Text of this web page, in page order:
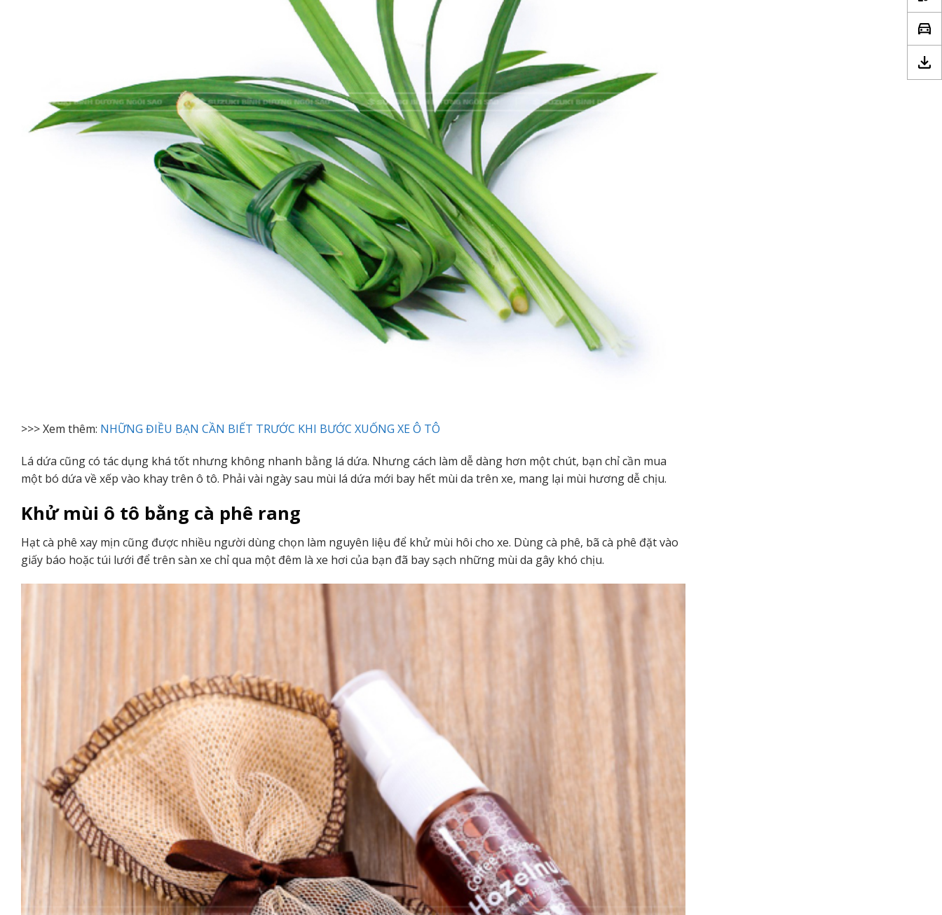
>>> Xem thêm: NHỮNG ĐIỀU BẠN CẦN BIẾT TRƯỚC KHI BƯỚC XUỐNG XE Ô TÔ
Lá dứa cũng có tác dụng khá tốt nhưng không nhanh bằng lá dứa. Nhưng cách làm dễ dàng hơn một chút, bạn chỉ cần mua
một bó dứa về xếp vào khay trên ô tô. Phải vài ngày sau mùi lá dứa mới bay hết mùi da trên xe, mang lại mùi hương dễ chịu.
Khử mùi ô tô bằng cà phê rang
Hạt cà phê xay mịn cũng được nhiều người dùng chọn làm nguyên liệu để khử mùi hôi cho xe. Dùng cà phê, bã cà phê đặt vào
giấy báo hoặc túi lưới để trên sàn xe chỉ qua một đêm là xe hơi của bạn đã bay sạch những mùi da gây khó chịu.